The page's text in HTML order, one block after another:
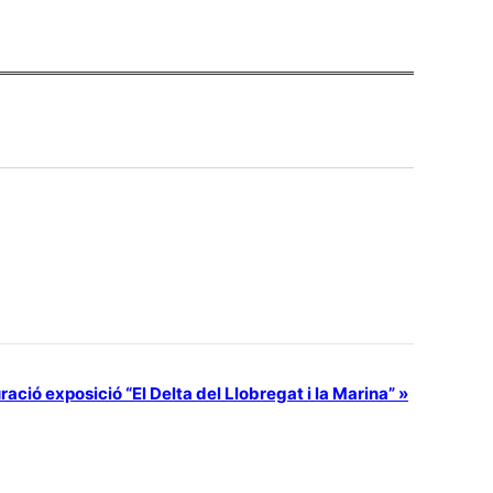
exposició “El Delta del Llobregat i la Marina” »